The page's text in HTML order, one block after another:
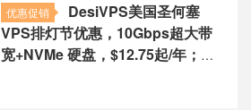
优惠促销
DesiVPS美国圣何塞
VPS排灯节优惠，10Gbps超大带
宽+NVMe 硬盘，$12.75起/年；